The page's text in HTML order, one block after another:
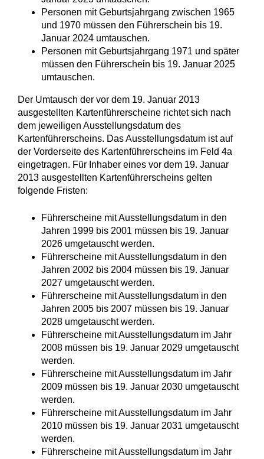
Personen mit Geburtsjahrgang zwischen 1965
und 1970 müssen den Führerschein bis 19.
Januar 2024 umtauschen.
Personen mit Geburtsjahrgang 1971 und später
müssen den Führerschein bis 19. Januar 2025
umtauschen.
Der Umtausch der vor dem 19. Januar 2013
ausgestellten Kartenführerscheine richtet sich nach
dem jeweiligen Ausstellungsdatum des
Kartenführerscheins. Das Ausstellungsdatum ist auf
der Vorderseite des Kartenführerscheins im Feld 4a
eingetragen. Für Inhaber eines vor dem 19. Januar
2013 ausgestellten Kartenführerscheins gelten
folgende Fristen:
Führerscheine mit Ausstellungsdatum in den
Jahren 1999 bis 2001 müssen bis 19. Januar
2026 umgetauscht werden.
Führerscheine mit Ausstellungsdatum in den
Jahren 2002 bis 2004 müssen bis 19. Januar
2027 umgetauscht werden.
Führerscheine mit Ausstellungsdatum in den
Jahren 2005 bis 2007 müssen bis 19. Januar
2028 umgetauscht werden.
Führerscheine mit Ausstellungsdatum im Jahr
2008 müssen bis 19. Januar 2029 umgetauscht
werden.
Führerscheine mit Ausstellungsdatum im Jahr
2009 müssen bis 19. Januar 2030 umgetauscht
werden.
Führerscheine mit Ausstellungsdatum im Jahr
2010 müssen bis 19. Januar 2031 umgetauscht
werden.
Führerscheine mit Ausstellungsdatum im Jahr